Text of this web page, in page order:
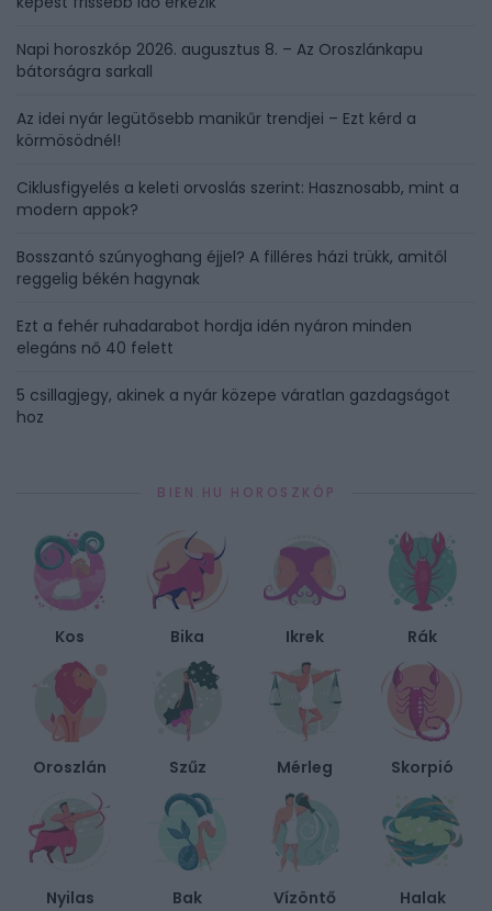
Napi horoszkóp 2026. augusztus 8. – Az Oroszlánkapu
bátorságra sarkall
Az idei nyár legütősebb manikűr trendjei – Ezt kérd a
körmösödnél!
Ciklusfigyelés a keleti orvoslás szerint: Hasznosabb, mint a
modern appok?
Bosszantó szúnyoghang éjjel? A filléres házi trükk, amitől
reggelig békén hagynak
Ezt a fehér ruhadarabot hordja idén nyáron minden
elegáns nő 40 felett
5 csillagjegy, akinek a nyár közepe váratlan gazdagságot
hoz
BIEN.HU HOROSZKÓP
Kos Bika Ikrek Rák
Oroszlán Szűz Mérleg Skorpió
Nyilas Bak Vízöntő Halak